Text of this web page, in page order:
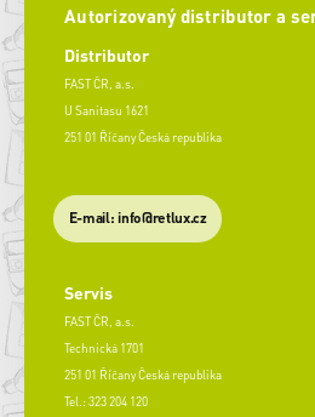
Autorizovaný distributor a
Distributor
FAST ČR, a.s.
U Sanitasu 1621
251 01 Říčany Česká republika
E-mail: info@retlux.cz
Servis
FAST ČR, a.s.
Technická 1701
251 01 Říčany Česká republika
Tel.: 323 204 120